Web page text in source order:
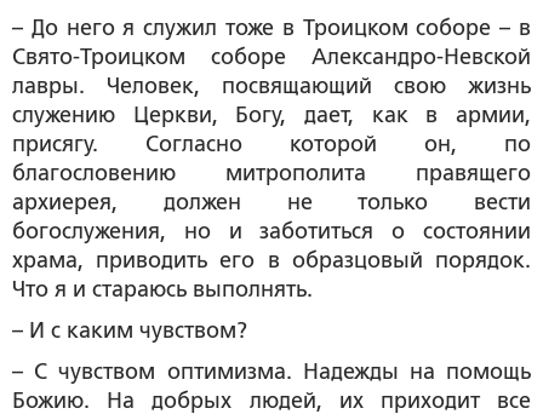
– До него я служил тоже в Троицком соборе – в
Свято-Троицком соборе Александро-Невской
лавры. Человек, посвящающий свою жизнь
служению Церкви, Богу, дает, как в армии,
присягу. Согласно которой он, по
благословению митрополита правящего
архиерея, должен не только вести
богослужения, но и заботиться о состоянии
храма, приводить его в образцовый порядок.
Что я и стараюсь выполнять.
– И с каким чувством?
– С чувством оптимизма. Надежды на помощь
Божию. На добрых людей, их приходит все